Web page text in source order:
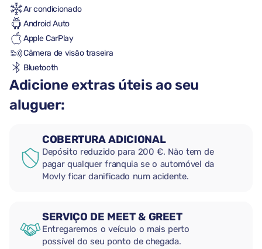
Ar condicionado
Android Auto
Apple CarPlay
Câmera de visão traseira
Bluetooth
Adicione extras úteis ao seu
aluguer:
COBERTURA ADICIONAL
Depósito reduzido para 200 €. Não tem de
pagar qualquer franquia se o automóvel da
Movly ficar danificado num acidente.
SERVIÇO DE MEET & GREET
Entregaremos o veículo o mais perto
possível do seu ponto de chegada.